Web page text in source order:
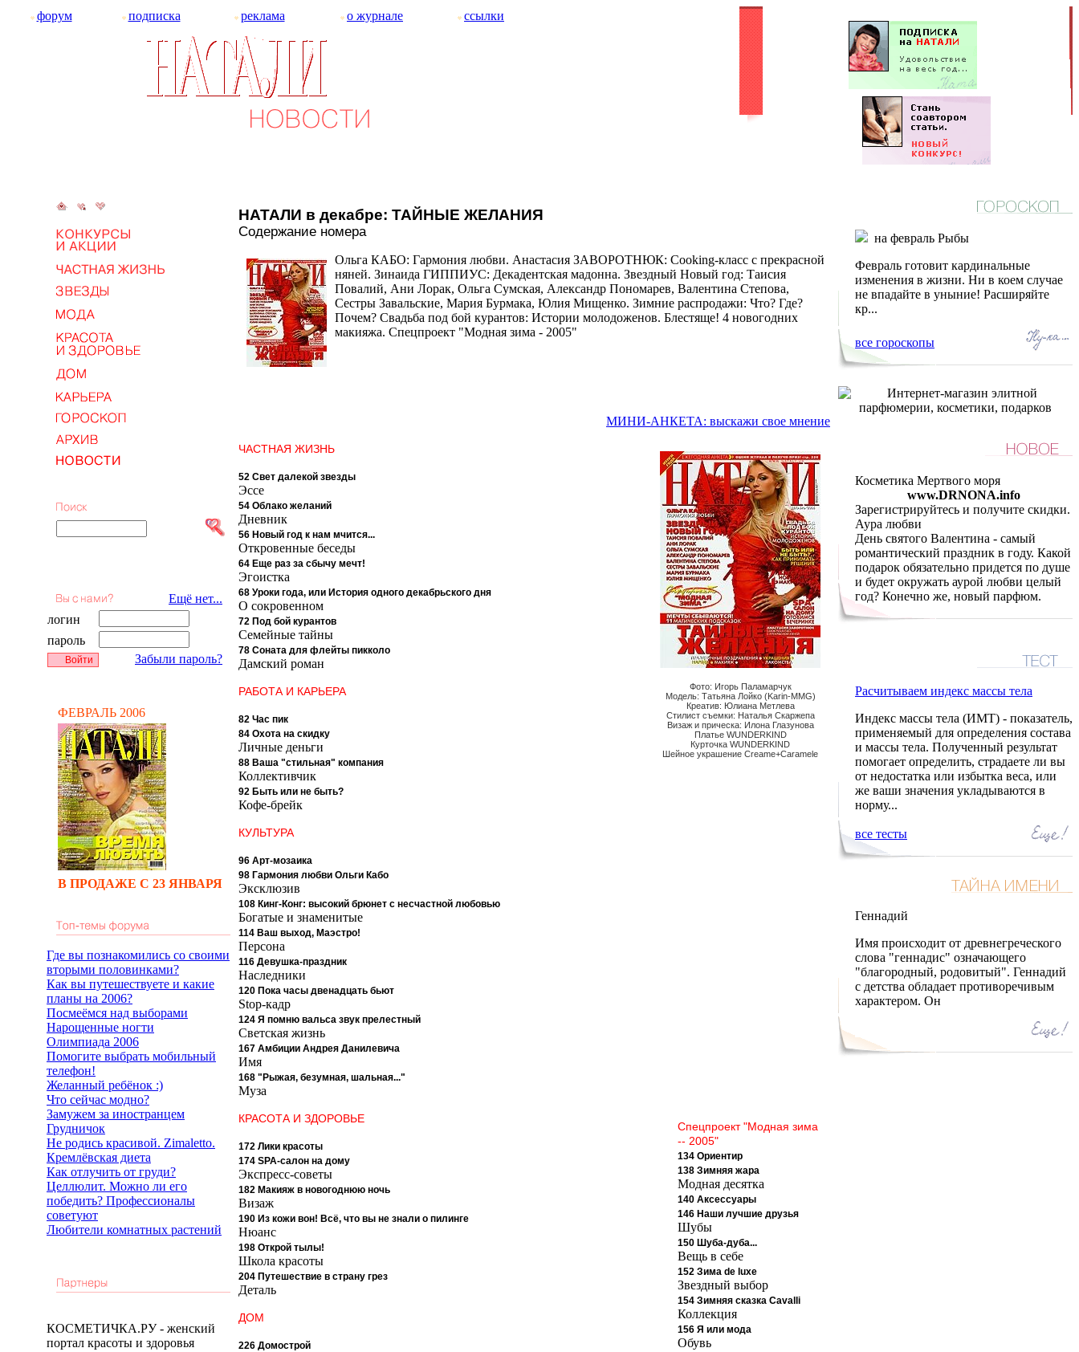
форум подписка реклама о журнале ссылки
Ещё нет...
логин
пароль
Забыли пароль?
ФЕВРАЛЬ 2006
В ПРОДАЖЕ С 23 ЯНВАРЯ
Где вы познакомились со своими
вторыми половинками?
Как вы путешествуете и какие
планы на 2006?
Посмеёмся над выборами
Нарощенные ногти
Олимпиада 2006
Помогите выбрать мобильный
телефон!
Желанный ребёнок :)
Что сейчас модно?
Замужем за иностранцем
Грудничок
Не родись красивой. Zimaletto.
Кремлёвская диета
Как отлучить от груди?
Целлюлит. Можно ли его
победить? Профессионалы
советуют
Любители комнатных растений
КОСМЕТИЧКА.РУ - женский
портал красоты и здоровья
НАТАЛИ в декабре: ТАЙНЫЕ ЖЕЛАНИЯ
Содержание номера
Ольга КАБО: Гармония любви. Анастасия ЗАВОРОТНЮК: Cooking-класс с прекрасной
няней. Зинаида ГИППИУС: Декадентская мадонна. Звездный Новый год: Таисия
Повалий, Ани Лорак, Ольга Сумская, Александр Пономарев, Валентина Степова,
Сестры Завальские, Мария Бурмака, Юлия Мищенко. Зимние распродажи: Что? Где?
Почем? Свадьба под бой курантов: Истории молодоженов. Блестяще! 4 новогодних
макияжа. Спецпроект "Модная зима - 2005"
МИНИ-АНКЕТА: выскажи свое мнение
Фото: Игорь Паламарчук
Модель: Татьяна Лойко (Karin-MMG)
Креатив: Юлиана Метлева
Стилист съемки: Наталья Скаржепа
Визаж и прическа: Илона Глазунова
Платье WUNDERKIND
Курточка WUNDERKIND
Шейное украшение Creame+Caramele
ЧАСТНАЯ ЖИЗНЬ
52 Свет далекой звезды
Эссе
54 Облако желаний
Дневник
56 Новый год к нам мчится...
Откровенные беседы
64 Еще раз за сбычу мечт!
Эгоистка
68 Уроки года, или История одного декабрьского дня
О сокровенном
72 Под бой курантов
Семейные тайны
78 Соната для флейты пикколо
Дамский роман
РАБОТА И КАРЬЕРА
82 Час пик
84 Охота на скидку
Личные деньги
88 Ваша "стильная" компания
Коллективчик
92 Быть или не быть?
Кофе-брейк
КУЛЬТУРА
96 Арт-мозаика
98 Гармония любви Ольги Кабо
Эксклюзив
108 Кинг-Конг: высокий брюнет с несчастной любовью
Богатые и знаменитые
114 Ваш выход, Маэстро!
Персона
116 Девушка-праздник
Наследники
120 Пока часы двенадцать бьют
Stop-кадр
124 Я помню вальса звук прелестный
Светская жизнь
167 Амбиции Андрея Данилевича
Имя
168 "Рыжая, безумная, шальная..."
Муза
Спецпроект "Модная зима
-- 2005"
134 Ориентир
138 Зимняя жара
Модная десятка
140 Аксессуары
146 Наши лучшие друзья
Шубы
150 Шуба-дуба...
Вещь в себе
152 Зима de luxe
Звездный выбор
154 Зимняя сказка Cavalli
Коллекция
156 Я или мода
Обувь
КРАСОТА И ЗДОРОВЬЕ
172 Лики красоты
174 SPA-салон на дому
Экспресс-советы
182 Макияж в новогоднюю ночь
Визаж
190 Из кожи вон! Всё, что вы не знали о пилинге
Нюанс
198 Открой тылы!
Школа красоты
204 Путешествие в страну грез
Деталь
ДОМ
226 Домострой
на февраль Рыбы
Февраль готовит кардинальные
изменения в жизни. Ни в коем случае
не впадайте в уныние! Расширяйте
кр...
все гороскопы
Косметика Мертвого моря
www.DRNONA.info
Зарегистрируйтесь и получите скидки.
Аура любви
День святого Валентина - самый
романтический праздник в году. Какой
подарок обязательно придется по душе
и будет окружать аурой любви целый
год? Конечно же, новый парфюм.
Расчитываем индекс массы тела
Индекс массы тела (ИМТ) - показатель,
применяемый для определения состава
и массы тела. Полученный результат
помогает определить, страдаете ли вы
от недостатка или избытка веса, или
же ваши значения укладываются в
норму...
все тесты
Геннадий
Имя происходит от древнегреческого
слова "геннадис" означающего
"благородный, родовитый". Геннадий
с детства обладает противоречивым
характером. Он